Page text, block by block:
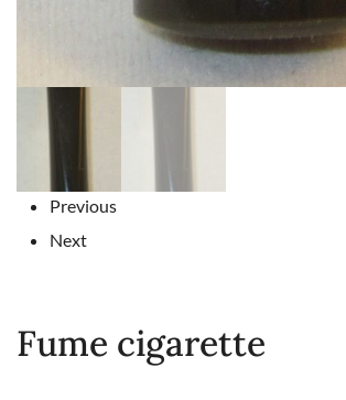
Previous
Next
Fume cigarette